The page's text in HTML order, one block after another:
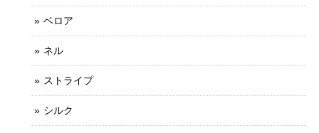
ベロア
ネル
ストライプ
シルク